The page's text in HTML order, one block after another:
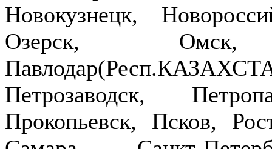
Новокузнецк,
Озерск,
Петрозаводск,
Прокопьевск, Псков,